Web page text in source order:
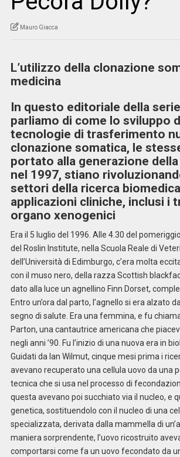
Mauro Giacca
L’utilizzo della clonazione
medicina
In questo editoriale della serie
parliamo di come lo sviluppo
tecnologie di trasferimento
clonazione somatica, le
portato alla generazione
nel 1997, stiano
settori della ricerca
applicazioni cliniche, inclusi i
organo xenogenici
Era il 5 luglio del 1996. Alle 4.30 del
del Roslin Institute, nella Scuola Reale di
dell’Università di Edimburgo, c’era molta
con il muso nero, della razza Scottish
dato alla luce un agnellino Finn Dorset,
Entro un’ora dal parto, l’agnello si era alzato
segno di salute. Era una femmina, e fu
Parton, una cantautrice americana che
negli anni ’90. Fu l’inizio di una nuova era in
Guidati da Ian Wilmut, cinque mesi prima i
avevano recuperato una cellula uovo da una
tecnica che si usa nel processo di
questa avevano poi succhiato via il nucleo, e
genetica, sostituendolo con il nucleo di una
specializzata, derivata dalla mammella di
maniera sorprendente, l’uovo ricostruito
comportarsi come fa un uovo fecondato da